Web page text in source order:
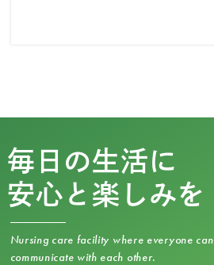
毎日の生活に
安心と楽しみを
Nursing care facility where everyone can
communicate with each other.